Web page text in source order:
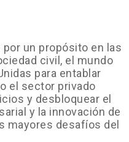
un propósito en las
civil, el mundo
para entablar
el sector privado
y desbloquear el
y la innovación de
mayores desafíos del